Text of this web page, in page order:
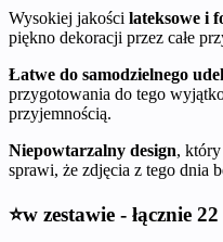
Wysokiej jakości lateksowe i
piękno dekoracji przez całe
Łatwe do samodzielnego
przygotowania do tego
przyjemnością.
Niepowtarzalny design,
sprawi, że zdjęcia z tego dnia
⭐w zestawie - łącznie